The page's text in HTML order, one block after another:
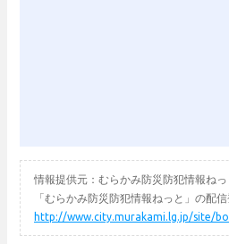
情報提供元：むらかみ防災防犯情報ねっ
「むらかみ防災防犯情報ねっと」の配信
http://www.city.murakami.lg.jp/site/